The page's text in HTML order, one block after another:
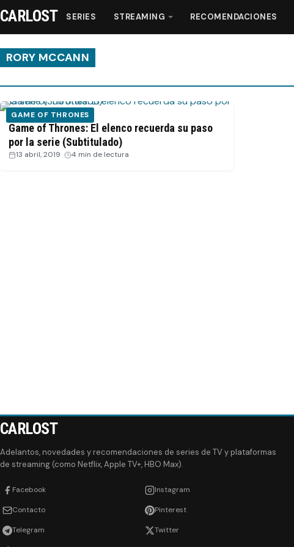
Streaming
Recomendaciones
CARLOST SERIES STREAMING RECOMENDACIONES
RORY MCCANN
GAME OF THRONES
Game of Thrones: El elenco recuerda su paso
por la serie (Subtitulado)
13 abril, 2019 4 min de lectura
CARLOST
Adelantos, novedades y recomendaciones de series de TV y plataformas
de streaming (como Netflix, Apple TV+, HBO Max).
Facebook Instagram
Contacto Pinterest
Telegram Twitter